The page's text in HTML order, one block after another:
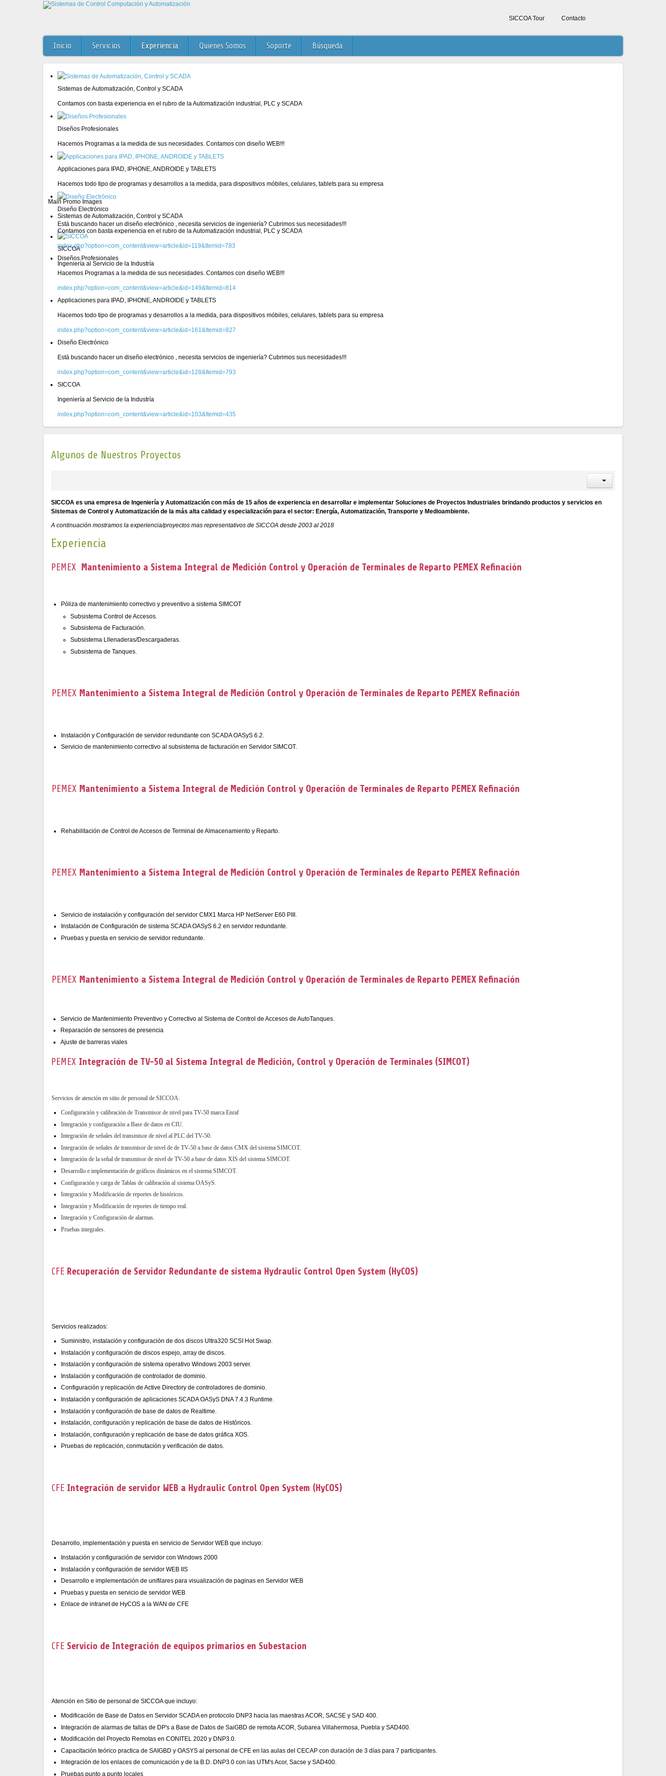
SICCOA Tour Contacto
Inicio Servicios Experiencia Quienes Somos Soporte Búsqueda
Sistemas de Automatización, Control y SCADA
Contamos con basta experiencia en el rubro de la Automatización industrial, PLC y SCADA
Diseños Profesionales
Hacemos Programas a la medida de sus necesidades. Contamos con diseño WEB!!!
Applicaciones para IPAD, IPHONE, ANDROIDE y TABLETS
Hacemos todo tipo de programas y desarrollos a la medida, para dispositivos móbiles, celulares, tablets para su empresa
Diseño Electrónico
Está buscando hacer un diseño electrónico , necesita servicios de ingeniería? Cubrimos sus necesidades!!!
SICCOA
Ingeniería al Servicio de la Industría
Main Promo Images
Sistemas de Automatización, Control y SCADA
Contamos con basta experiencia en el rubro de la Automatización industrial, PLC y SCADA
index.php?option=com_content&view=article&id=119&Itemid=783
Diseños Profesionales
Hacemos Programas a la medida de sus necesidades. Contamos con diseño WEB!!!
index.php?option=com_content&view=article&id=149&Itemid=814
Applicaciones para IPAD, IPHONE, ANDROIDE y TABLETS
Hacemos todo tipo de programas y desarrollos a la medida, para dispositivos móbiles, celulares, tablets para su empresa
index.php?option=com_content&view=article&id=161&Itemid=827
Diseño Electrónico
Está buscando hacer un diseño electrónico , necesita servicios de ingeniería? Cubrimos sus necesidades!!!
index.php?option=com_content&view=article&id=128&Itemid=793
SICCOA
Ingeniería al Servicio de la Industría
index.php?option=com_content&view=article&id=103&Itemid=435
Algunos de Nuestros Proyectos
SICCOA es una empresa de Ingeniería y Automatización con más de 15 años de experiencia en desarrollar e implementar Soluciones de Proyectos Industriales brindando productos y servicios en
Sistemas de Control y Automatización de la más alta calidad y especialización para el sector: Energía, Automatización, Transporte y Medioambiente.
A continuación mostramos la experiencia/proyectos mas representativos de SICCOA desde 2003 al 2018
Experiencia
PEMEX Mantenimiento a Sistema Integral de Medición Control y Operación de Terminales de Reparto PEMEX Refinación
Póliza de mantenimiento correctivo y preventivo a sistema SIMCOT
Subsistema Control de Accesos.
Subsistema de Facturación.
Subsistema Lllenaderas/Descargaderas.
Subsistema de Tanques.
PEMEX Mantenimiento a Sistema Integral de Medición Control y Operación de Terminales de Reparto PEMEX Refinación
Instalación y Configuración de servidor redundante con SCADA OASyS 6.2.
Servicio de mantenimiento correctivo al subsistema de facturación en Servidor SIMCOT.
PEMEX Mantenimiento a Sistema Integral de Medición Control y Operación de Terminales de Reparto PEMEX Refinación
Rehabilitación de Control de Accesos de Terminal de Almacenamiento y Reparto.
PEMEX Mantenimiento a Sistema Integral de Medición Control y Operación de Terminales de Reparto PEMEX Refinación
Servicio de instalación y configuración del servidor CMX1 Marca HP NetServer E60 PIII.
Instalación de Configuración de sistema SCADA OASyS 6.2 en servidor redundante.
Pruebas y puesta en servicio de servidor redundante.
PEMEX Mantenimiento a Sistema Integral de Medición Control y Operación de Terminales de Reparto PEMEX Refinación
Servicio de Mantenimiento Preventivo y Correctivo al Sistema de Control de Accesos de AutoTanques.
Reparación de sensores de presencia
Ajuste de barreras viales
PEMEX Integración de TV-50 al Sistema Integral de Medición, Control y Operación de Terminales (SIMCOT)
Servicios de atención en sitio de personal de SICCOA:
Configuración y calibración de Transmisor de nivel para TV-50 marca Enraf
Integración y configuración a Base de datos en CIU.
Integración de señales del transmisor de nivel al PLC del TV-50.
Integración de señales de transmisor de nivel de de TV-50 a base de datos CMX del sistema SIMCOT.
Integración de la señal de transmisor de nivel de TV-50 a base de datos XIS del sistema SIMCOT.
Desarrollo e implementación de gráficos dinámicos en el sistema SIMCOT.
Configuración y carga de Tablas de calibración al sistema OASyS.
Integración y Modificación de reportes de históricos.
Integración y Modificación de reportes de tiempo real.
Integración y Configuración de alarmas.
Pruebas integrales.
CFE Recuperación de Servidor Redundante de sistema Hydraulic Control Open System (HyCOS)
Servicios realizados:
Suministro, instalación y configuración de dos discos Ultra320 SCSI Hot Swap.
Instalación y configuración de discos espejo, array de discos.
Instalación y configuración de sistema operativo Windows 2003 server.
Instalación y configuración de controlador de dominio.
Configuración y replicación de Active Directory de controladores de dominio.
Instalación y configuración de aplicaciones SCADA OASyS DNA 7.4.3 Runtime.
Instalación y configuración de base de datos de Realtime.
Instalación, configuración y replicación de base de datos de Históricos.
Instalación, configuración y replicación de base de datos gráfica XOS.
Pruebas de replicación, conmutación y verificación de datos.
CFE Integración de servidor WEB a Hydraulic Control Open System (HyCOS)
Desarrollo, implementación y puesta en servicio de Servidor WEB que incluyo:
Instalación y configuración de servidor con Windows 2000
Instalación y configuración de servidor WEB IIS
Desarrollo e implementación de unifilares para visualización de paginas en Servidor WEB
Pruebas y puesta en servicio de servidor WEB
Enlace de intranet de HyCOS a la WAN de CFE
CFE Servicio de Integración de equipos primarios en Subestacion
Atención en Sitio de personal de SICCOA que incluyo:
Modificación de Base de Datos en Servidor SCADA en protocolo DNP3 hacia las maestras ACOR, SACSE y SAD 400.
Integración de alarmas de fallas de DP's a Base de Datos de SaiGBD de remota ACOR, Subarea Villahermosa, Puebla y SAD400.
Modificación del Proyecto Remotas en CONITEL 2020 y DNP3.0.
Capacitación teórico practica de SAIGBD y OASYS al personal de CFE en las aulas del CECAP con duración de 3 días para 7 participantes.
Integración de los enlaces de comunicación y de la B.D. DNP3.0 con las UTM's Acor, Sacse y SAD400.
Pruebas punto a punto locales